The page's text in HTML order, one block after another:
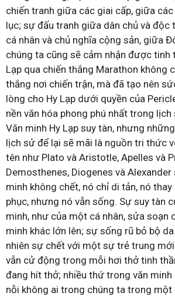
chiến tranh giữa các giai cấp, giữa
lục; sự đấu tranh giữa dân chủ và độc
cá nhân và chủ nghĩa cộng sản, giữa
chúng ta cũng sẽ cảm nhận được tinh
Lạp qua chiến thắng Marathon không
thắng nơi chiến trận, mà đã tạo nên
lòng cho Hy Lạp dưới quyền của
nền văn hóa phong phú nhất trong lịch
Văn minh Hy Lạp suy tàn, nhưng
lịch sử để lại sẽ mãi là nguồn tri thức
tên như Plato và Aristotle, Apelles và
Demosthenes, Diogenes và
minh không chết, nó chỉ di tản, nó
phục, nhưng nó vẫn sống. Sự suy tàn
minh, như của một cá nhân, sửa soạn
minh khác lớn lên; sự sống rũ bỏ bộ
nhiên sự chết với một sự trẻ trung
vẫn cử động trong mỗi hơi thở tinh
đang hít thở; nhiều thứ trong văn
nỗi không ai trong chúng ta trong